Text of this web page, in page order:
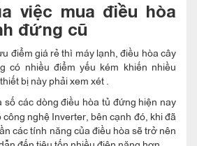
việc mua điều hòa
đứng cũ
điểm giá rẻ thì máy lạnh, điều hòa cây
có nhiều điểm yếu kém khiến nhiều
bị này phải xem xét .
số các dòng điều hòa tủ đứng hiện nay
nghệ Inverter, bên cạnh đó, khi đã
các tính năng của điều hòa sẽ trở nên
đến tiêu tốn nhiều điện năng hơn.